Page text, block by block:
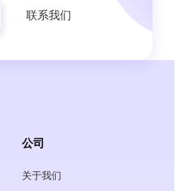
联系我们
公司
关于我们